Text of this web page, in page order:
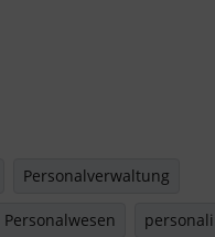
Personalverwaltung
Personalwesen